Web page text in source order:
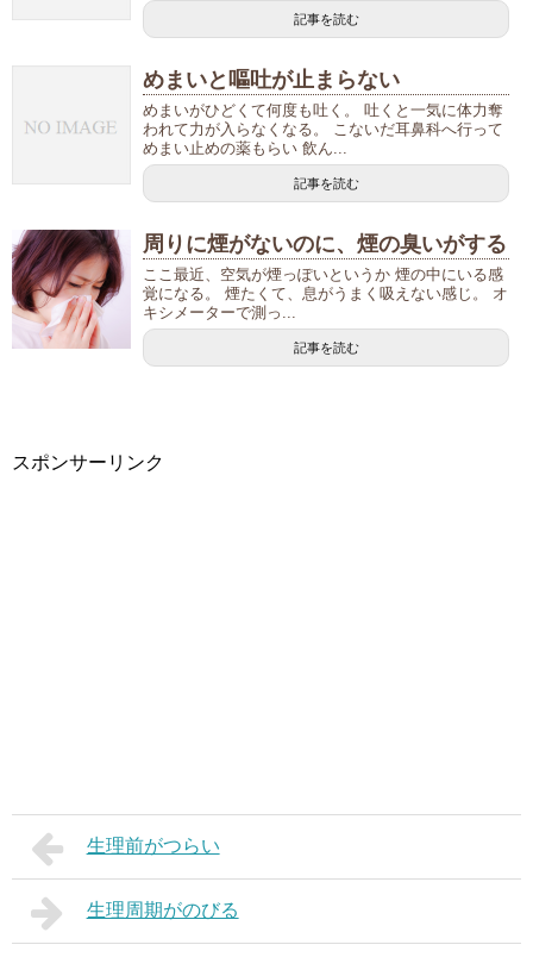
記事を読む
めまいと嘔吐が止まらない
めまいがひどくて何度も吐く。 吐くと一気に体力奪
われて力が入らなくなる。 こないだ耳鼻科へ行って
めまい止めの薬もらい 飲ん...
記事を読む
周りに煙がないのに、煙の臭いがする
ここ最近、空気が煙っぽいというか 煙の中にいる感
覚になる。 煙たくて、息がうまく吸えない感じ。 オ
キシメーターで測っ...
記事を読む
スポンサーリンク
生理前がつらい
生理周期がのびる